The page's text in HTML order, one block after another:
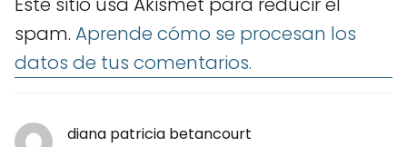
diana patricia betancourt
spam. Aprende cómo se procesan los
datos de tus comentarios.